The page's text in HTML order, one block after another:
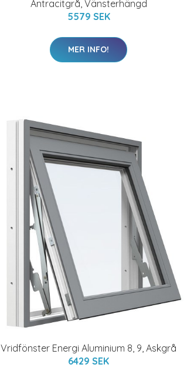
Antracitgrå, Vänsterhängd
5579 SEK
MER INFO!
Vridfönster Energi Aluminium 8, 9, Askgrå
6429 SEK